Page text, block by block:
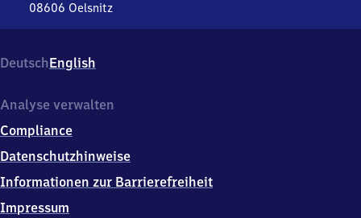
08606 Oelsnitz
Am
Bahnhof
0
6
0
Oelsnitz
DeutschEnglish
Analyse verwalten
Compliance
Datenschutzhinweise
Informationen zur Barrierefreiheit
Impressum